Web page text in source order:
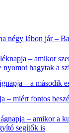
négy lábon jár –
– amikor
nyomot hagytak a
– a második
– miért fontos
– amikor a
segítők is